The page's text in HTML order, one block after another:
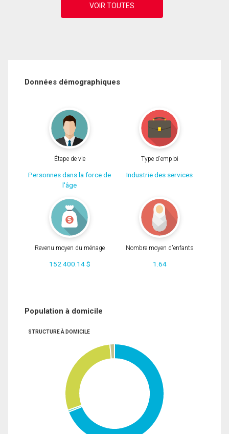
Données démographiques
Étape de vie
Personnes dans la force de
l'âge
Type d'emploi
Industrie des services
Revenu moyen du ménage
152 400.14 $
Nombre moyen d'enfants
1.64
Population à domicile
STRUCTURE À DOMICILE